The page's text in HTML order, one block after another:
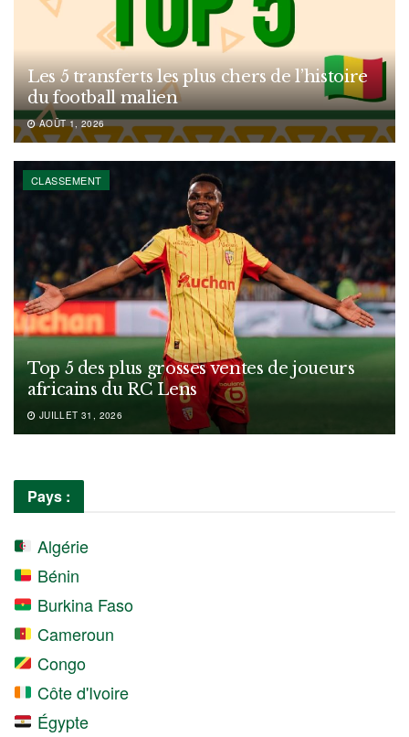
Les 5 transferts les plus chers de l’histoire
du football malien
AOÛT 1, 2026
CLASSEMENT
Top 5 des plus grosses ventes de joueurs
africains du RC Lens
JUILLET 31, 2026
Pays :
Algérie
Bénin
Burkina Faso
Cameroun
Congo
Côte d'Ivoire
Égypte